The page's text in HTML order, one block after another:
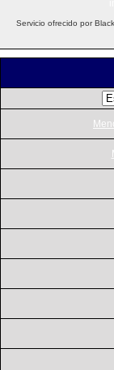
Servicio ofrecido por